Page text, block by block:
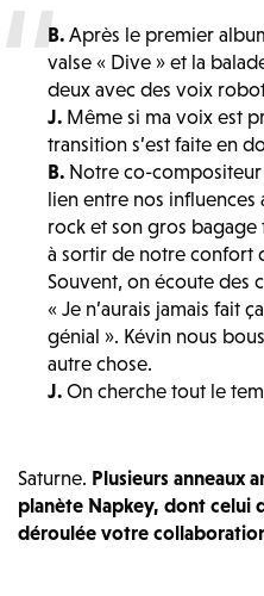
B. Après le premier
valse « Dive » et la
deux avec des voix
J. Même si ma voix est
transition s’est faite en
B. Notre co-compositeur
lien entre nos influences
rock et son gros
à sortir de notre confort
Souvent, on écoute des
« Je n’aurais jamais fait
génial ». Kévin nous
autre chose.
J. On cherche tout le
Saturne. Plusieurs anneaux
planète Napkey, dont celui
déroulée votre